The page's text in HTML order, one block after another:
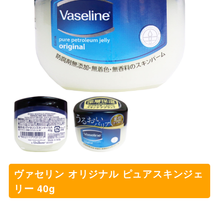
ヴァセリン オリジナル ピュアスキンジェ
リー 40g